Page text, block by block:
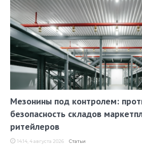
Мезонины под контролем:
безопасность складов
ритейлеров
14:14, 4 августа 2026 Статьи